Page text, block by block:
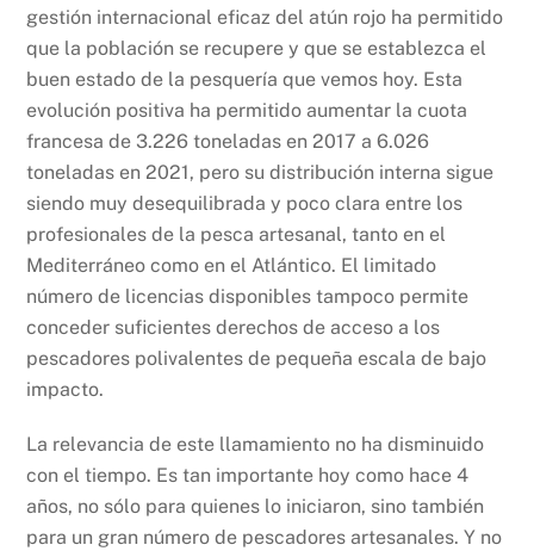
gestión internacional eficaz del atún rojo ha permitido
que la población se recupere y que se establezca el
buen estado de la pesquería que vemos hoy. Esta
evolución positiva ha permitido aumentar la cuota
francesa de 3.226 toneladas en 2017 a 6.026
toneladas en 2021, pero su distribución interna sigue
siendo muy desequilibrada y poco clara entre los
profesionales de la pesca artesanal, tanto en el
Mediterráneo como en el Atlántico. El limitado
número de licencias disponibles tampoco permite
conceder suficientes derechos de acceso a los
pescadores polivalentes de pequeña escala de bajo
impacto.
La relevancia de este llamamiento no ha disminuido
con el tiempo. Es tan importante hoy como hace 4
años, no sólo para quienes lo iniciaron, sino también
para un gran número de pescadores artesanales. Y no